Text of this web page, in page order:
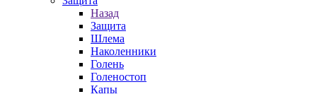
Назад
Защита
Шлема
Наколенники
Голень
Голеностоп
Капы